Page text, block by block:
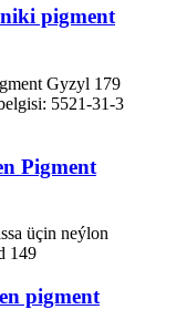
pigment
Pigment
pigment